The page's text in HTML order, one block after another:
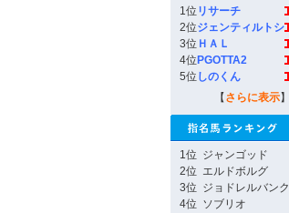
1位 リサーチ
2位ジェンティルトシ
3位 ＨＡＬ
4位 PGOTTA2
5位 しのくん
【 さらに表示】
1位 ジャンゴッド
2位 エルドボルグ
3位 ジョドレルバンク
4位 ソブリオ